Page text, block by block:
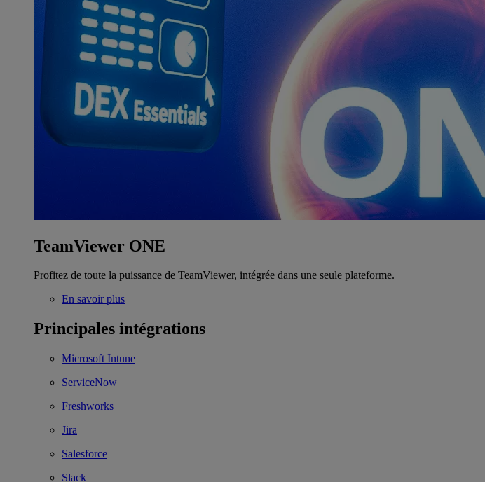
TeamViewer ONE
Profitez de toute la puissance de TeamViewer, intégrée dans une seule plateforme.
En savoir plus
Principales intégrations
Microsoft Intune
ServiceNow
Freshworks
Jira
Salesforce
Slack